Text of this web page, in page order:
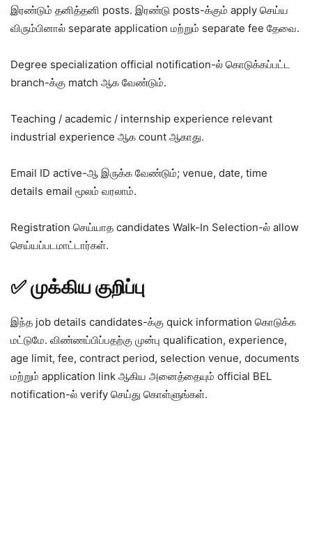
இரண்டும் தனித்தனி posts. இரண்டு posts-க்கும் apply செய்ய
விரும்பினால் separate application மற்றும் separate fee தேவை.
Degree specialization official notification-ல் கொடுக்கப்பட்ட
branch-க்கு match ஆக வேண்டும்.
Teaching / academic / internship experience relevant
industrial experience ஆக count ஆகாது.
Email ID active-ஆ இருக்க வேண்டும்; venue, date, time
details email மூலம் வரலாம்.
Registration செய்யாத candidates Walk-In Selection-ல் allow
செய்யப்படமாட்டார்கள்.
✅ முக்கிய குறிப்பு
இந்த job details candidates-க்கு quick information கொடுக்க
மட்டுமே. விண்ணப்பிப்பதற்கு முன்பு qualification, experience,
age limit, fee, contract period, selection venue, documents
மற்றும் application link ஆகிய அனைத்தையும் official BEL
notification-ல் verify செய்து கொள்ளுங்கள்.